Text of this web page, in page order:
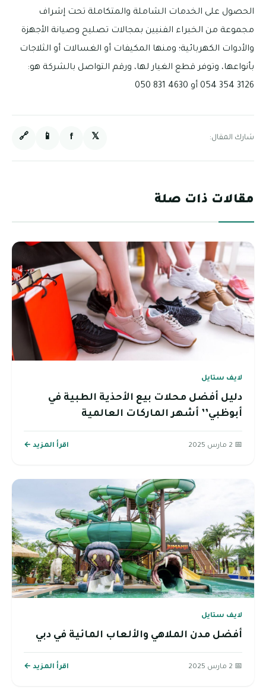
الحصول على الخدمات الشاملة والمتكاملة تحت إشراف
مجموعة من الخبراء الفنيين بمجالات تصليح وصيانة الأجهزة
والأدوات الكهربائية؛ ومنها المكيفات أو الغسالات أو الثلاجات
بأنواعها، وتوفر قطع الغيار لها، ورقم التواصل بالشركة هو:
3126 354 054 أو 4630 831 050
شارك المقال: 𝕏
f
📱
🔗
مقالات ذات صلة
لايف ستايل
دليل أفضل محلات بيع الأحذية الطبية في
أبوظبي’’ أشهر الماركات العالمية
📅 2 مارس 2025 اقرأ المزيد ←
لايف ستايل
أفضل مدن الملاهي والألعاب المائية في دبي
📅 2 مارس 2025 اقرأ المزيد ←